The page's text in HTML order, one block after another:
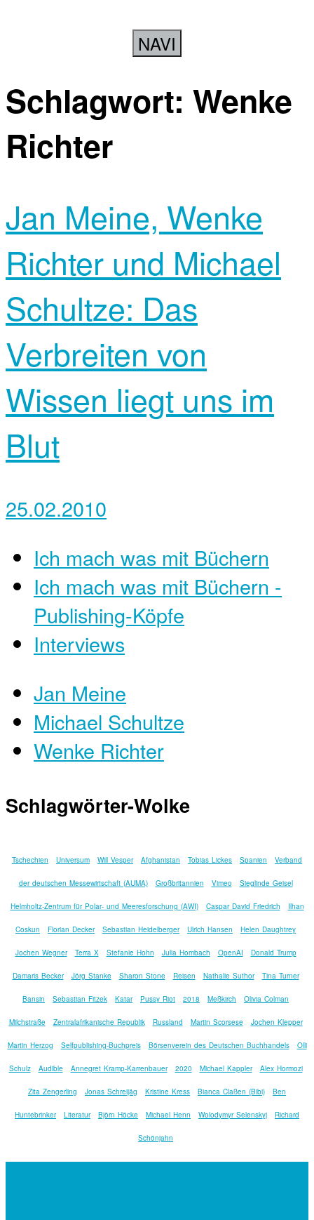
NAVI
Schlagwort: Wenke
Richter
Jan Meine, Wenke
Richter und Michael
Schultze: Das
Verbreiten von
Wissen liegt uns im
Blut
25.02.2010
Ich mach was mit Büchern
Ich mach was mit Büchern -
Publishing-Köpfe
Interviews
Jan Meine
Michael Schultze
Wenke Richter
Schlagwörter-Wolke
Tschechien Universum Will Vesper Afghanistan Tobias Lickes Spanien Verband
der deutschen Messewirtschaft (AUMA) Großbritannien Vimeo Sieglinde Geisel
Helmholtz-Zentrum für Polar- und Meeresforschung (AWI) Caspar David Friedrich Ilhan
Coskun Florian Decker Sebastian Heidelberger Ulrich Hansen Helen Daughtrey
Jochen Wegner Terra X Stefanie Hohn Julia Hombach OpenAI Donald Trump
Damaris Becker Jörg Stanke Sharon Stone Reisen Nathalie Suthor Tina Turner
Bansin Sebastian Fitzek Katar Pussy Riot 2018 Meßkirch Olivia Colman
Milchstraße Zentralafrikanische Republik Russland Martin Scorsese Jochen Klepper
Martin Herzog Selfpublishing-Buchpreis Börsenverein des Deutschen Buchhandels Olli
Schulz Audible Annegret Kramp-Karrenbauer 2020 Michael Kappler Alex Hormozi
Zita Zengerling Jonas Schreijäg Kristine Kress Bianca Claßen (Bibi) Ben
Huntebrinker Literatur Björn Höcke Michael Henn Wolodymyr Selenskyj Richard
Schönjahn